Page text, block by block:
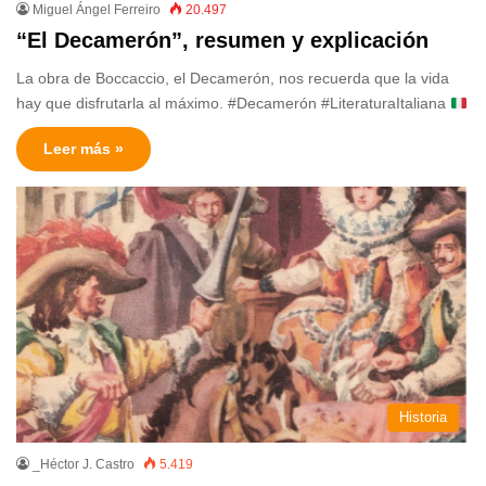
Miguel Ángel Ferreiro 20.497
“El Decamerón”, resumen y explicación
La obra de Boccaccio, el Decamerón, nos recuerda que la vida
hay que disfrutarla al máximo. #Decamerón #LiteraturaItaliana
Leer más »
Historia
_Héctor J. Castro 5.419